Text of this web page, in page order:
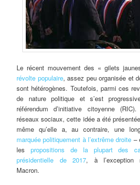
Le récent mouvement des « gilets
révolte populaire, assez peu organisée et
sont hétérogènes. Toutefois, parmi ces
de nature politique et s’est
référendum d’initiative citoyenne
réseaux sociaux, cette idée a été
même qu’elle a, au contraire, une
marquée politiquement à l’extrême droite –
les propositions de la plupart des
présidentielle de 2017, à l’exception
Macron.